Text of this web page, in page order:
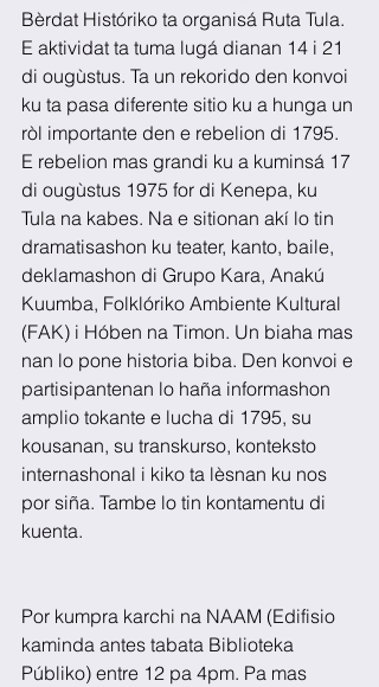
Bèrdat Históriko ta organisá Ruta Tula.
E aktividat ta tuma lugá dianan 14 i 21
di ougùstus. Ta un rekorido den konvoi
ku ta pasa diferente sitio ku a hunga un
ròl importante den e rebelion di 1795.
E rebelion mas grandi ku a kuminsá 17
di ougùstus 1975 for di Kenepa, ku
Tula na kabes. Na e sitionan akí lo tin
dramatisashon ku teater, kanto, baile,
deklamashon di Grupo Kara, Anakú
Kuumba, Folklóriko Ambiente Kultural
(FAK) i Hóben na Timon. Un biaha mas
nan lo pone historia biba. Den konvoi e
partisipantenan lo haña informashon
amplio tokante e lucha di 1795, su
kousanan, su transkurso, konteksto
internashonal i kiko ta lèsnan ku nos
por siña. Tambe lo tin kontamentu di
kuenta.
Por kumpra karchi na NAAM (Edifisio
kaminda antes tabata Biblioteka
Públiko) entre 12 pa 4pm. Pa mas